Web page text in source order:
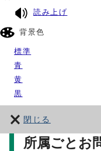
読み上げ
背景色
標準
青
黄
黒
閉じる
所属ごとお